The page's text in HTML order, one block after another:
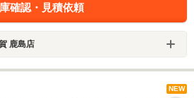
確認・見積依頼
鹿島店
NEW